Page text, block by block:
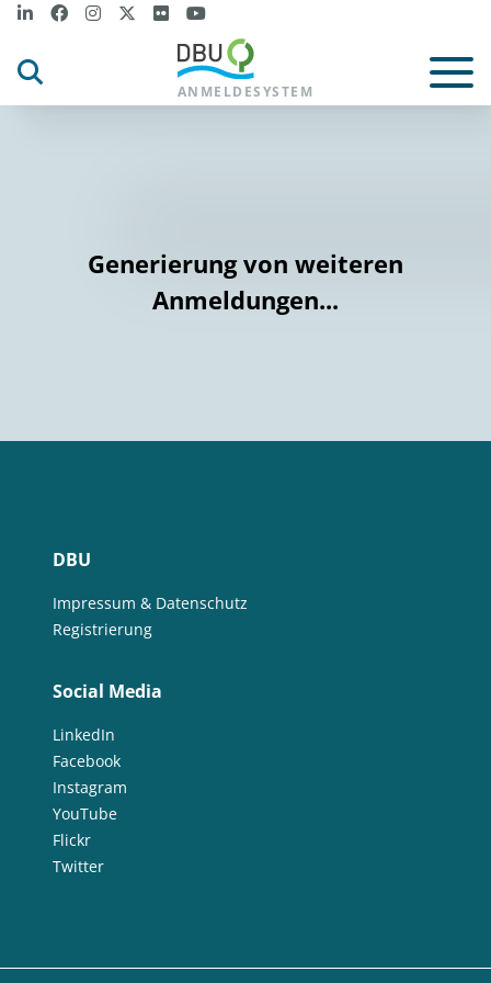
ANMELDESYSTEM
Generierung von weiteren
Anmeldungen...
DBU
Impressum & Datenschutz
Registrierung
Social Media
LinkedIn
Facebook
Instagram
YouTube
Flickr
Twitter